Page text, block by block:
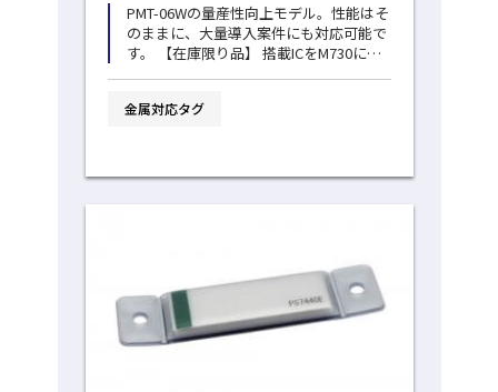
PMT-06Wの量産性向上モデル。性能はそ
のままに、大量導入案件にも対応可能で
す。 【在庫限り品】 搭載ICをM730に変
金属対応タグ